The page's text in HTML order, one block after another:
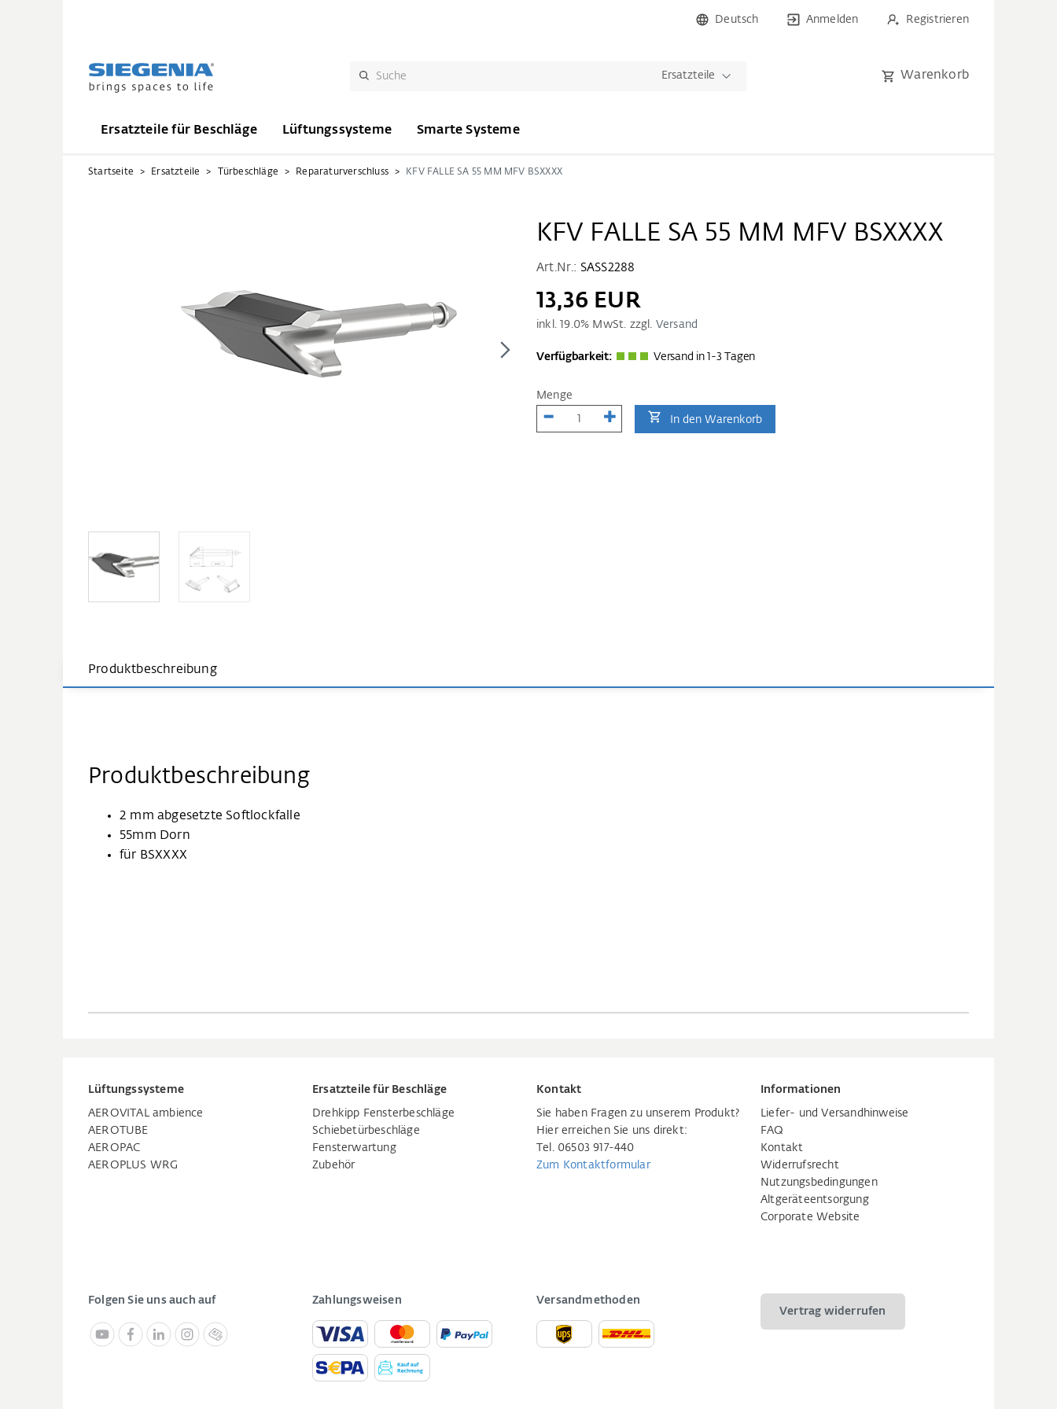
Deutsch Anmelden Registrieren
Ersatzteile Warenkorb
Ersatzteile für Beschläge Lüftungssysteme Smarte Systeme
Startseite Ersatzteile Türbeschläge Reparaturverschluss KFV FALLE SA 55 MM MFV BSXXXX
KFV FALLE SA 55 MM MFV BSXXXX
Art.Nr.: SASS2288
13,36 EUR
inkl. 19.0% MwSt. zzgl. Versand
Verfügbarkeit: Versand in 1-3 Tagen
Menge
In den Warenkorb
Produktbeschreibung
Produktbeschreibung
2 mm abgesetzte Softlockfalle
55mm Dorn
für BSXXXX
Lüftungssysteme
AEROVITAL ambience
AEROTUBE
AEROPAC
AEROPLUS WRG
Ersatzteile für Beschläge
Drehkipp Fensterbeschläge
Schiebetürbeschläge
Fensterwartung
Zubehör
Kontakt
Sie haben Fragen zu unserem Produkt?
Hier erreichen Sie uns direkt:
Tel. 06503 917-440
Zum Kontaktformular
Informationen
Liefer- und Versandhinweise
FAQ
Kontakt
Widerrufsrecht
Nutzungsbedingungen
Altgeräteentsorgung
Corporate Website
Folgen Sie uns auch auf Zahlungsweisen
Versandmethoden
Vertrag widerrufen